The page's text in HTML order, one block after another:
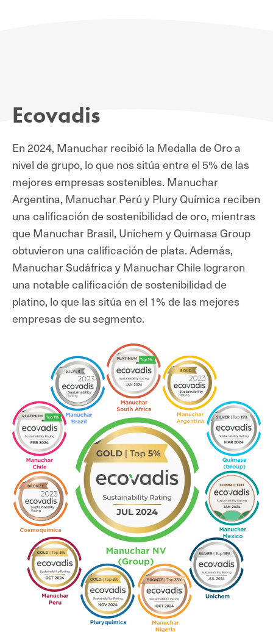
Ecovadis
En 2024, Manuchar recibió la Medalla de Oroa
nivel de grupo, lo que nos sitúa entre el 5% de las
mejores empresas sostenibles. Manuchar
Argentina, Manuchar Perú y Plury Química reciben
una calificación de sostenibilidad de oro, mientras
que Manuchar Brasil, Unichem y Quimasa Group
obtuvieron una calificación de plata. Además,
Manuchar Sudáfrica y Manuchar Chile lograron
una notable calificación de sostenibilidad de
platino, lo que las sitúa en el 1% de las mejores
empresas de su segmento.